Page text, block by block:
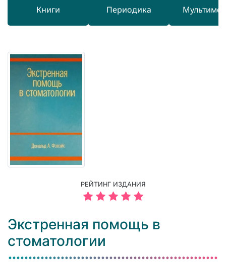
Книги Периодика
РЕЙТИНГ ИЗДАНИЯ
Экстренная помощь в
стоматологии